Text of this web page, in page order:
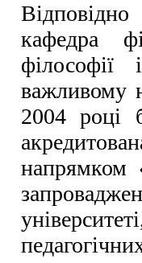
кафедра
важливому
2004 році
напрямком